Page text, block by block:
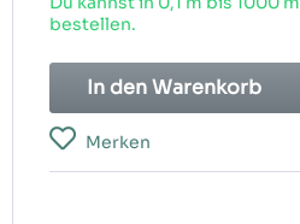
bestellen.
In den Warenkorb
Merken